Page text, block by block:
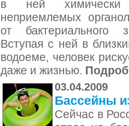
в ней
неприемлемых
от бактериального
Вступая с ней в
водоеме, человек
даже и жизнью.
03.04.2009
Бассейны
Сейчас в